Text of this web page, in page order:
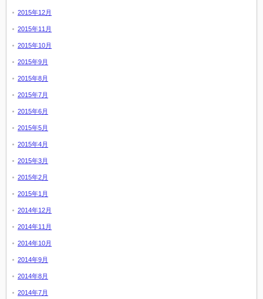
2015年12月
2015年11月
2015年10月
2015年9月
2015年8月
2015年7月
2015年6月
2015年5月
2015年4月
2015年3月
2015年2月
2015年1月
2014年12月
2014年11月
2014年10月
2014年9月
2014年8月
2014年7月